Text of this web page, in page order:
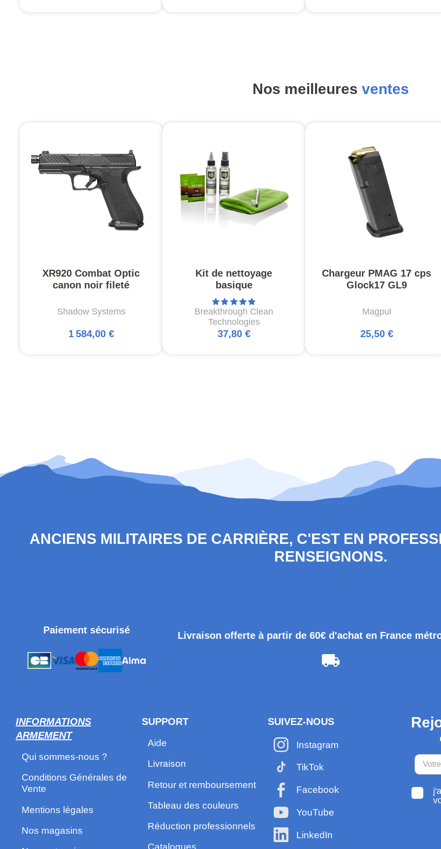
Nos meilleures ventes
XR920 Combat Optic
canon noir fileté
Shadow Systems
1 584,00 €
Kit de nettoyage
basique
Breakthrough Clean
Technologies
37,80 €
Chargeur PMAG 17 cps
Glock17 GL9
Magpul
25,50 €
ANCIENS MILITAIRES DE CARRIÈRE, C'EST EN
RENSEIGNONS.
Paiement sécurisé Livraison offerte à partir de 60€ d'achat en France
INFORMATIONS
ARMEMENT
Qui sommes-nous ?
Conditions Générales de
Vente
Mentions légales
Nos magasins
SUPPORT
Aide
Livraison
Retour et remboursement
Tableau des couleurs
Réduction professionnels
Catalogues
SUIVEZ-NOUS
Instagram
TikTok
Facebook
YouTube
LinkedIn